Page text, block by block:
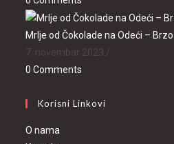
Mrlje od Čokolade na Odeći –
7. novembar 2023./
0 Comments
Korisni Linkovi
O nama